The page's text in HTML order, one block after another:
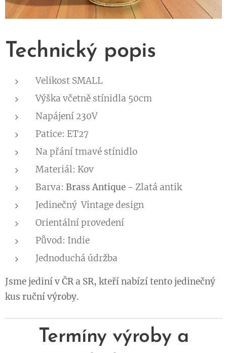
Technický popis
Velikost SMALL
Výška včetně stínidla 50cm
Napájení 230V
Patice: ET27
Na přání tmavé stínidlo
Materiál: Kov
Barva: Brass Antique - Zlatá antik
Jedinečný Vintage design
Orientální provedení
Původ: Indie
Jednoduchá údržba
Jsme jediní v ČR a SR, kteří nabízí tento jedinečný
kus ruční výroby.
Termíny výroby a